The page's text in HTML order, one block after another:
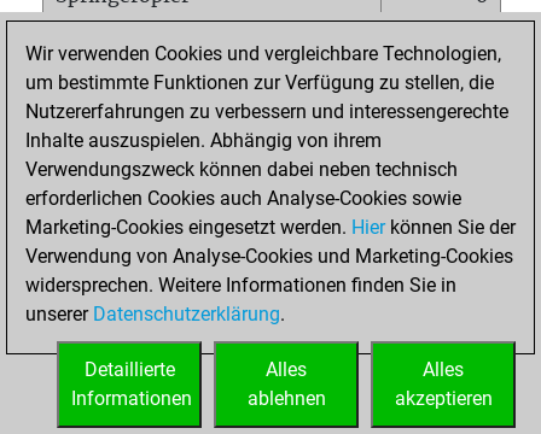
Matt auf vollem Brett
0
Bauer setzt Matt
0
Erstickte Matts
Unterverwandlungen
Türme auf der siebten
0
STARTSEITE
Wir verwenden Cookies und vergleichbare Technologien,
um bestimmte Funktionen zur Verfügung zu stellen, die
Nutzererfahrungen zu verbessern und interessengerechte
Inhalte auszuspielen. Abhängig von ihrem
Verwendungszweck können dabei neben technisch
erforderlichen Cookies auch Analyse-Cookies sowie
Marketing-Cookies eingesetzt werden. Hierkönnen Sie der
Verwendung von Analyse-Cookies und Marketing-Cookies
widersprechen. Weitere Informationen finden Sie in
unserer Datenschutzerklärung.
Alles
akzeptieren
Alles
ablehnen
Detaillierte
Informationen